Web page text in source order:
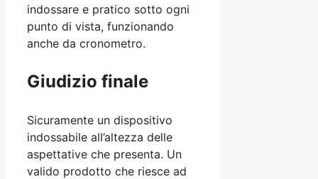
indossare e pratico sotto ogni
punto di vista, funzionando
anche da cronometro.
Giudizio finale
Sicuramente un dispositivo
indossabile all’altezza delle
aspettative che presenta. Un
valido prodotto che riesce ad